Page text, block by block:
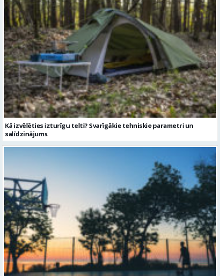
Kā izvēlēties izturīgu telti? Svarīgākie tehniskie parametri un
salīdzinājums